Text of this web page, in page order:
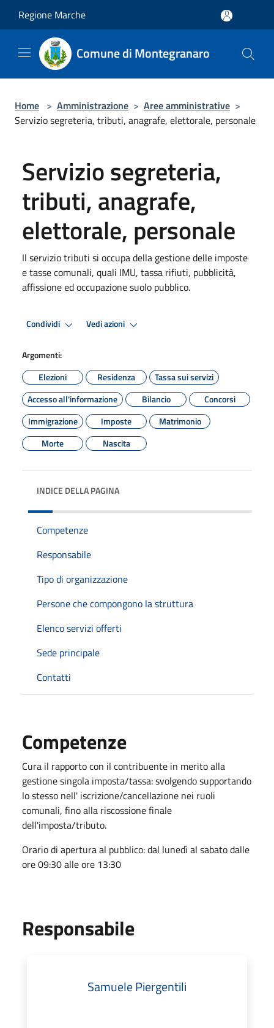
Regione Marche
Comune di Montegranaro
Home > Amministrazione > Aree amministrative >
Servizio segreteria, tributi, anagrafe, elettorale, personale
Servizio segreteria,
tributi, anagrafe,
elettorale, personale
Il servizio tributi si occupa della gestione delle imposte
e tasse comunali, quali IMU, tassa rifiuti, pubblicità,
affissione ed occupazione suolo pubblico.
Condividi Vedi azioni
Argomenti:
Elezioni
Residenza
Tassa sui servizi
Accesso all'informazione
Bilancio
Concorsi
Immigrazione
Imposte
Matrimonio
Morte
Nascita
INDICE DELLA PAGINA
Competenze
Responsabile
Tipo di organizzazione
Persone che compongono la struttura
Elenco servizi offerti
Sede principale
Contatti
Competenze
Cura il rapporto con il contribuente in merito alla
gestione singola imposta/tassa: svolgendo supportando
lo stesso nell' iscrizione/cancellazione nei ruoli
comunali, fino alla riscossione finale
dell'imposta/tributo.
Orario di apertura al pubblico: dal lunedì al sabato dalle
ore 09:30 alle ore 13:30
Responsabile
Samuele Piergentili